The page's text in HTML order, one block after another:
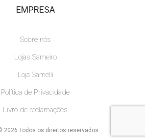
EMPRESA
Sobre nós
Lojas Sameiro
Loja Samelli
Política de Privacidade
Livro de reclamações
2026 Todos os direitos reservados.